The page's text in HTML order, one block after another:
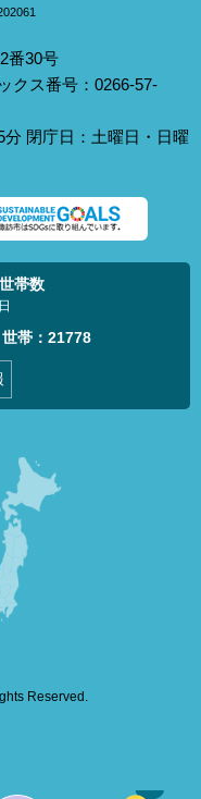
番30号
クス番号：0266-57-
閉庁日：土曜日・日曜
帯数
世帯： 21778
Reserved.